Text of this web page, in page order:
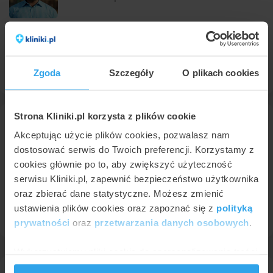
Zgoda Szczegóły O plikach cookies
Strona Kliniki.pl korzysta z plików cookie
Akceptując użycie plików cookies, pozwalasz nam
dostosować serwis do Twoich preferencji. Korzystamy z
cookies głównie po to, aby zwiększyć użyteczność
serwisu Kliniki.pl, zapewnić bezpieczeństwo użytkownika
oraz zbierać dane statystyczne. Możesz zmienić
ustawienia plików cookies oraz zapoznać się z polityką
prywatności oraz przetwarzania danych osobowych.
i reklam, aby oferować funkcje społecznościowe i
Endoprotezoplastyka całkowita stawu kolanowego• od 21300 zł
Endoprotezoplastyka całkowita cementowa stawu biodrowego
Leczenie operacyjne choroby Dupuytrena
• od 6300 zł
Konsultacja ortopedyczna• od 250 zł
dr n. med. Piotr Wiśniewski
ortopeda
wLUX MED Szpital Gdańsk
8,0
Endoprotezoplastyka całkowita stawu kolanowego
• od 21300 zł
Endoprotezoplastyka całkowita cementowa stawu biodrowego
• od 20600 zł
Leczenie operacyjne choroby Dupuytrena• od 6300 zł
Konsultacja ortopedyczna• od 250 zł